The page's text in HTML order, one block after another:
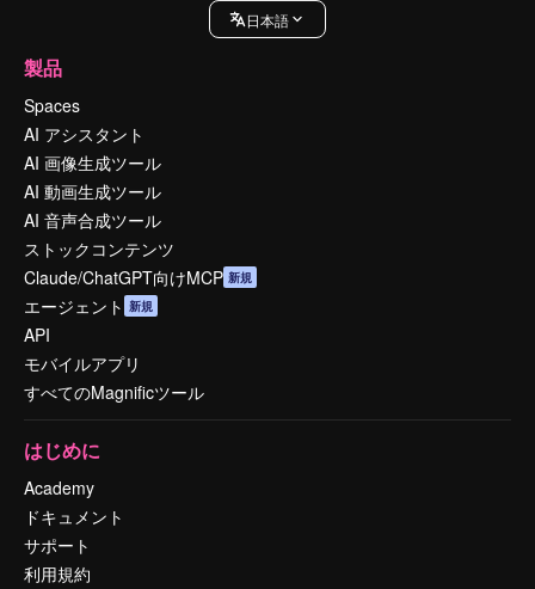
日本語
製品
Spaces
AI アシスタント
AI 画像生成ツール
AI 動画生成ツール
AI 音声合成ツール
ストックコンテンツ
Claude/ChatGPT向けMCP 新規
エージェント 新規
API
モバイルアプリ
すべてのMagnificツール
はじめに
Academy
ドキュメント
サポート
利用規約